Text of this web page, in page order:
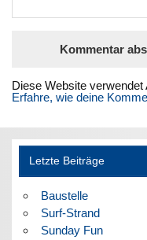
Diese Website
Erfahre, wie deine
Letzte Beiträge
Baustelle
Surf-Strand
Sunday Fun